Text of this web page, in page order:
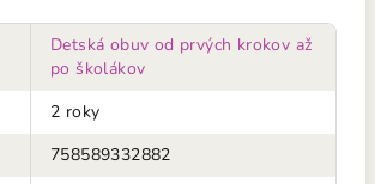
Detská obuv od prvých krokov až
po školákov
2 roky
758589332882